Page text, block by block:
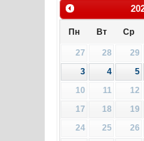
Пн Вт Ср
27 28 29
3
4 5
10
11 12
17
18 19
24
25 26